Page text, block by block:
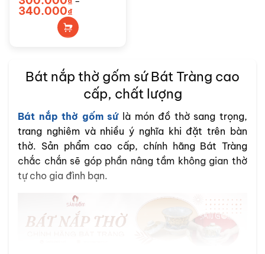
340.000₫Khoảng
giá:
từ
300.000₫
đến
Sản
phẩm
thể.
chọn
có
thể
được
chọn
trên
phẩm
Bát nắp thờ gốm sứ Bát Tràng cao
cấp, chất lượng
Bát nắp thờ gốm sứlà món đồ thờ sang trọng,
trang nghiêm và nhiều ý nghĩa khi đặt trên bàn
thờ. Sản phẩm cao cấp, chính hãng Bát Tràng
chắc chắn sẽ góp phần nâng tầm không gian thờ
tự cho gia đình bạn.